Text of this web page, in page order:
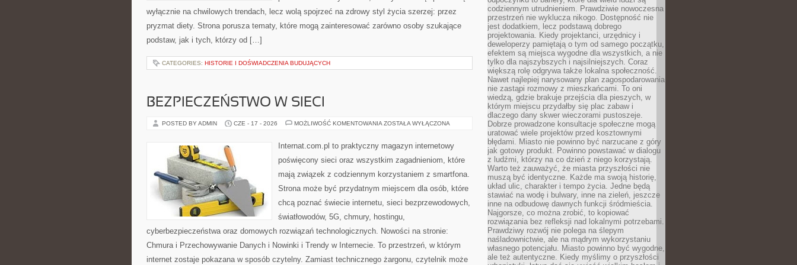
wyłącznie na chwilowych trendach, lecz wolą spojrzeć na zdrowy styl życia szerzej: przez
pryzmat diety. Strona porusza tematy, które mogą zainteresować zarówno osoby szukające
podstaw, jak i tych, którzy od […]
CATEGORIES: HISTORIE I DOŚWIADCZENIA BUDUJĄCYCH
BEZPIECZEŃSTWO W SIECI
POSTED BY ADMIN CZE - 17 - 2026 MOŻLIWOŚĆ KOMENTOWANIA BEZPIECZEŃSTWO
ZOSTAŁA WYŁĄCZONA
Internat.com.pl to praktyczny magazyn internetowy
poświęcony sieci oraz wszystkim zagadnieniom, które
mają związek z codziennym korzystaniem z smartfona.
Strona może być przydatnym miejscem dla osób, które
chcą poznać świecie internetu, sieci bezprzewodowych,
światłowodów, 5G, chmury, hostingu,
cyberbezpieczeństwa oraz domowych rozwiązań technologicznych. Nowości na stronie:
Chmura i Przechowywanie Danych i Nowinki i Trendy w Internecie. To przestrzeń, w którym
internet zostaje pokazana w sposób czytelny. Zamiast technicznego żargonu, czytelnik może
codziennym utrudnieniem. Prawdziwie nowoczesna
przestrzeń nie wyklucza nikogo. Dostępność nie
jest dodatkiem, lecz podstawą dobrego
projektowania. Kiedy projektanci, urzędnicy i
deweloperzy pamiętają o tym od samego początku,
efektem są miejsca wygodne dla wszystkich, a nie
tylko dla najszybszych i najsilniejszych. Coraz
większą rolę odgrywa także lokalna społeczność.
Nawet najlepiej narysowany plan zagospodarowania
nie zastąpi rozmowy z mieszkańcami. To oni
wiedzą, gdzie brakuje przejścia dla pieszych, w
którym miejscu przydałby się plac zabaw i
dlaczego dany skwer wieczorami pustoszeje.
Dobrze prowadzone konsultacje społeczne mogą
uratować wiele projektów przed kosztownymi
błędami. Miasto nie powinno być narzucane z góry
jak gotowy produkt. Powinno powstawać w dialogu
z ludźmi, którzy na co dzień z niego korzystają.
Warto też zauważyć, że miasta przyszłości nie
muszą być identyczne. Każde ma swoją historię,
układ ulic, charakter i tempo życia. Jedne będą
stawiać na wodę i bulwary, inne na zieleń, jeszcze
inne na odbudowę dawnych funkcji śródmieścia.
Najgorsze, co można zrobić, to kopiować
rozwiązania bez refleksji nad lokalnymi potrzebami.
Prawdziwy rozwój nie polega na ślepym
naśladownictwie, ale na mądrym wykorzystaniu
własnego potencjału. Miasto powinno być wygodne,
ale też autentyczne. Kiedy myślimy o przyszłości